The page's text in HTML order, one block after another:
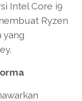
Intel Core i9
Ryzen
yang